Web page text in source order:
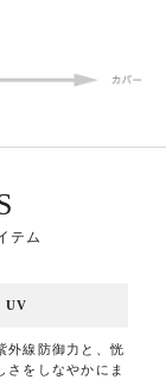
テム
UV
外線防御力と、恍
さをしなやかにま